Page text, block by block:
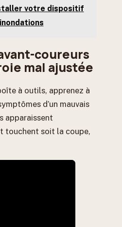
votre dispositif
coureurs
mal ajustée
à outils, apprenez à
d’un mauvais
apparaissent
touchent soit la coupe,